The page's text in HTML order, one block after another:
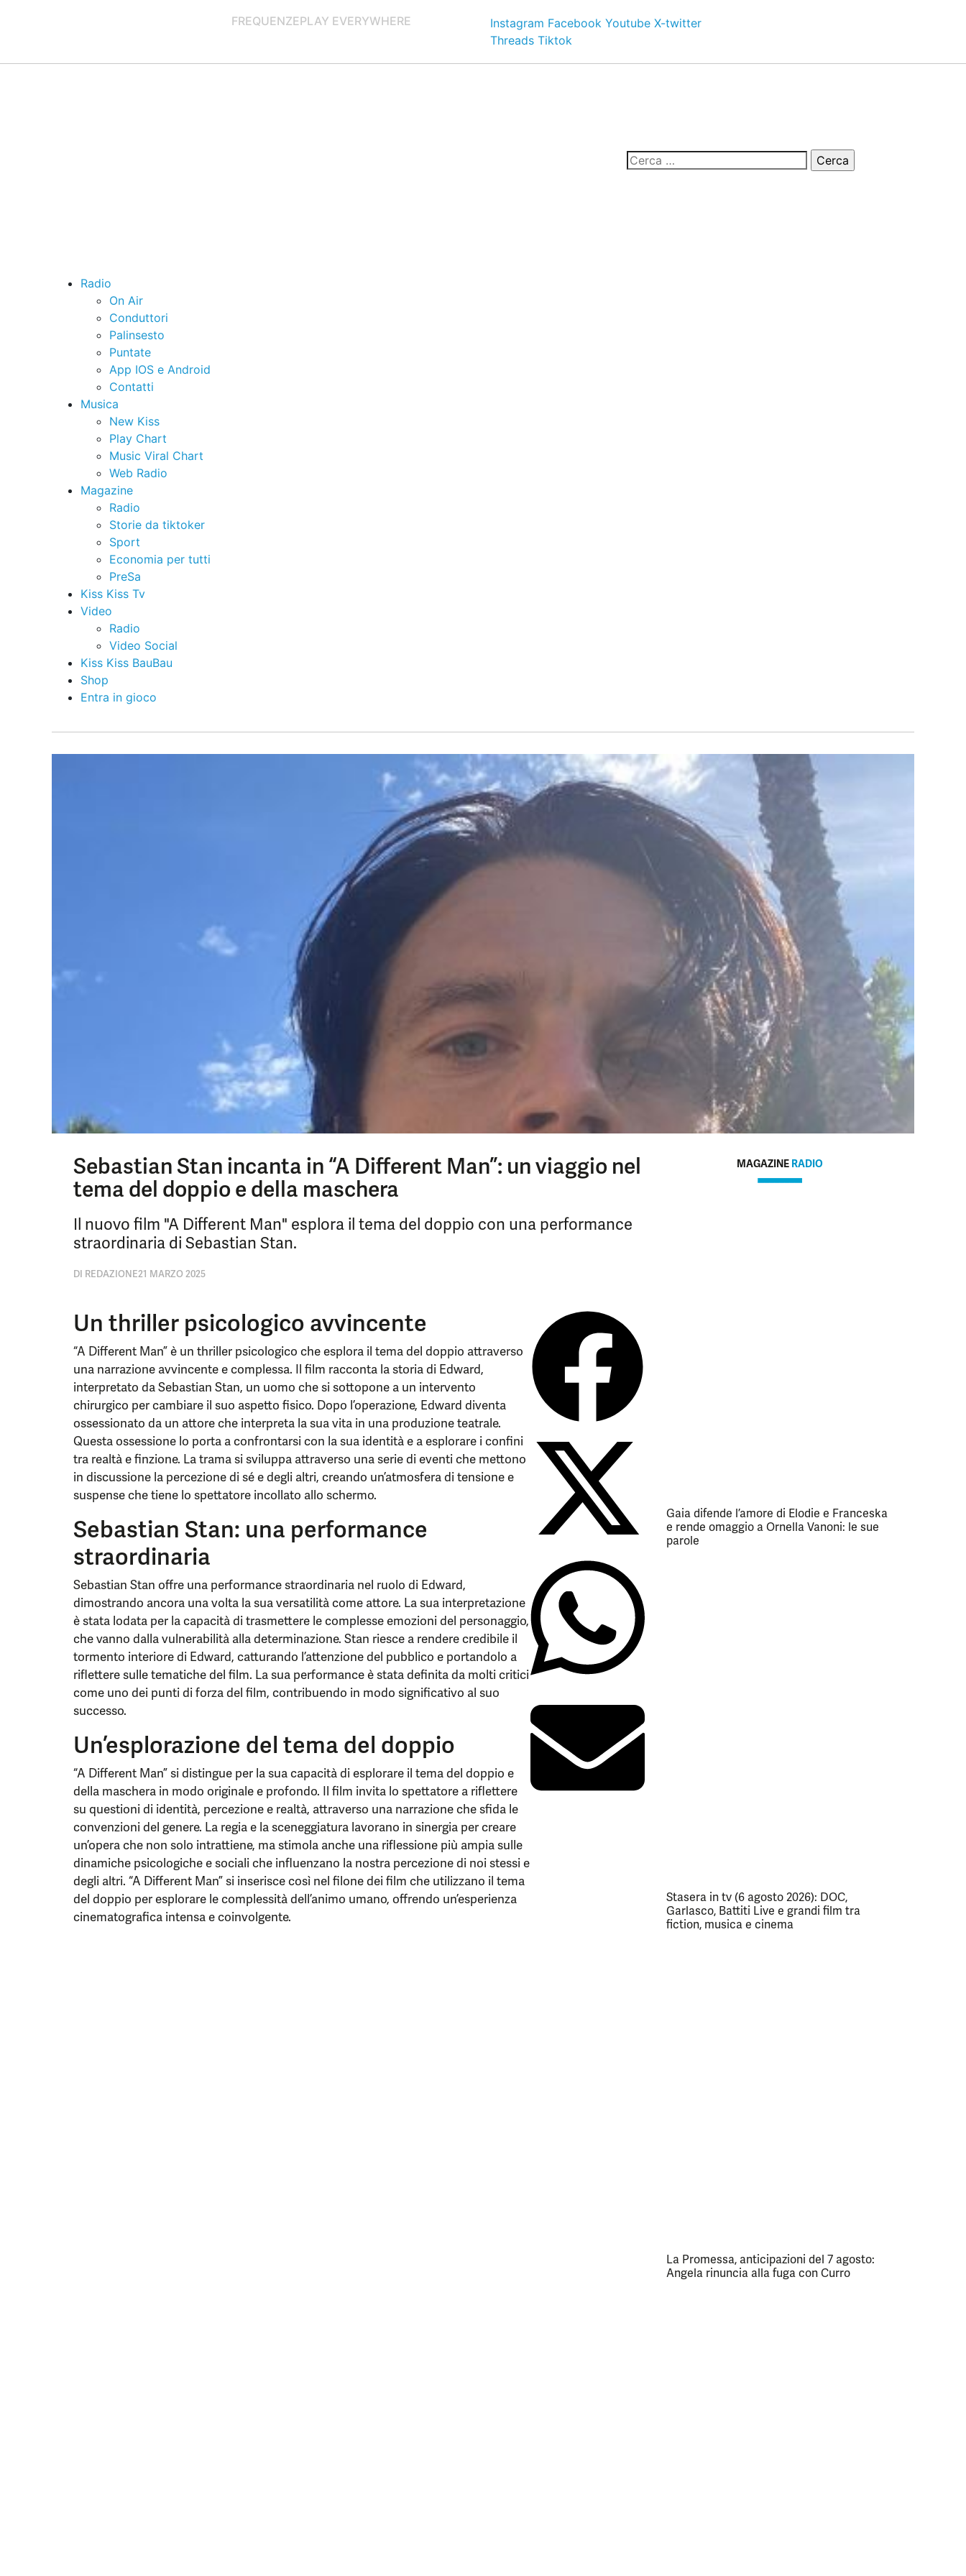
FREQUENZEPLAY EVERYWHERE Instagram Facebook Youtube X-twitter
Threads Tiktok
Radio
On Air
Conduttori
Palinsesto
Puntate
App IOS e Android
Contatti
Musica
New Kiss
Play Chart
Music Viral Chart
Web Radio
Magazine
Radio
Storie da tiktoker
Sport
Economia per tutti
PreSa
Kiss Kiss Tv
Video
Radio
Video Social
Kiss Kiss BauBau
Shop
Entra in gioco
Sebastian Stan incanta in “A Different Man”: un viaggio nel
tema del doppio e della maschera
Il nuovo film "A Different Man" esplora il tema del doppio con una performance
straordinaria di Sebastian Stan.
DI REDAZIONE21 MARZO 2025
Un thriller psicologico avvincente
“A Different Man” è un thriller psicologico che esplora il tema del doppio attraverso
una narrazione avvincente e complessa. Il film racconta la storia di Edward,
interpretato da Sebastian Stan, un uomo che si sottopone a un intervento
chirurgico per cambiare il suo aspetto fisico. Dopo l’operazione, Edward diventa
ossessionato da un attore che interpreta la sua vita in una produzione teatrale.
Questa ossessione lo porta a confrontarsi con la sua identità e a esplorare i confini
tra realtà e finzione. La trama si sviluppa attraverso una serie di eventi che mettono
in discussione la percezione di sé e degli altri, creando un’atmosfera di tensione e
suspense che tiene lo spettatore incollato allo schermo.
Sebastian Stan: una performance
straordinaria
Sebastian Stan offre una performance straordinaria nel ruolo di Edward,
dimostrando ancora una volta la sua versatilità come attore. La sua interpretazione
è stata lodata per la capacità di trasmettere le complesse emozioni del personaggio,
che vanno dalla vulnerabilità alla determinazione. Stan riesce a rendere credibile il
tormento interiore di Edward, catturando l’attenzione del pubblico e portandolo a
riflettere sulle tematiche del film. La sua performance è stata definita da molti critici
come uno dei punti di forza del film, contribuendo in modo significativo al suo
successo.
Un’esplorazione del tema del doppio
“A Different Man” si distingue per la sua capacità di esplorare il tema del doppio e
della maschera in modo originale e profondo. Il film invita lo spettatore a riflettere
su questioni di identità, percezione e realtà, attraverso una narrazione che sfida le
convenzioni del genere. La regia e la sceneggiatura lavorano in sinergia per creare
un’opera che non solo intrattiene, ma stimola anche una riflessione più ampia sulle
dinamiche psicologiche e sociali che influenzano la nostra percezione di noi stessi e
degli altri. “A Different Man” si inserisce così nel filone dei film che utilizzano il tema
del doppio per esplorare le complessità dell’animo umano, offrendo un’esperienza
cinematografica intensa e coinvolgente.
MAGAZINE RADIO
Gaia difende l’amore di Elodie e Franceska
e rende omaggio a Ornella Vanoni: le sue
parole
Stasera in tv (6 agosto 2026): DOC,
Garlasco, Battiti Live e grandi film tra
fiction, musica e cinema
La Promessa, anticipazioni del 7 agosto:
Angela rinuncia alla fuga con Curro